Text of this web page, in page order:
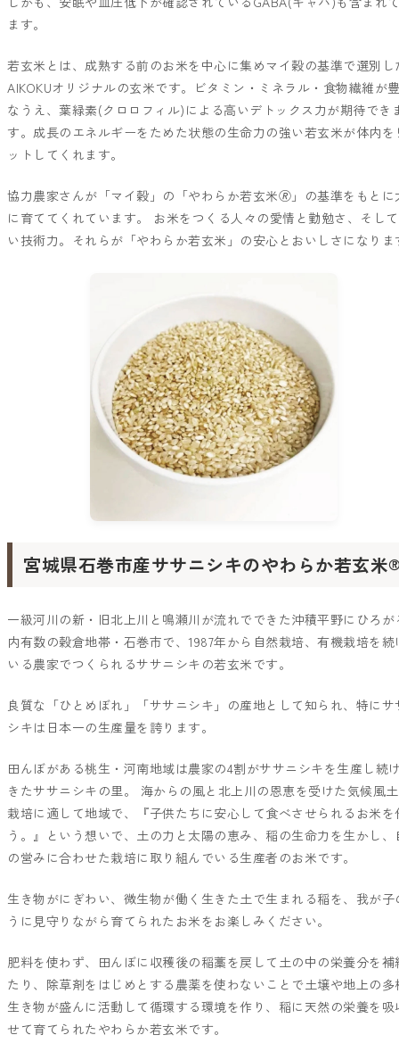
ます。
若玄米とは、成熟する前のお米を中心に集めマイ穀の基準で選別し
AIKOKUオリジナルの玄米です。ビタミン・ミネラル・食物繊維が
なうえ、葉緑素(クロロフィル)による高いデトックス力が期待でき
す。成長のエネルギーをためた状態の生命力の強い若玄米が体内を
ットしてくれます。
協力農家さんが「マイ穀」の「やわらか若玄米🄬」の基準をもとに
に育ててくれています。 お米をつくる人々の愛情と勤勉さ、そし
い技術力。それらが「やわらか若玄米」の安心とおいしさになりま
宮城県石巻市産ササニシキのやわらか若玄米
一級河川の新・旧北上川と鳴瀬川が流れでできた沖積平野にひろが
内有数の穀倉地帯・石巻市で、1987年から自然栽培、有機栽培を続
いる農家でつくられるササニシキの若玄米です。
良質な「ひとめぼれ」「ササニシキ」の産地として知られ、特にサ
シキは日本一の生産量を誇ります。
田んぼがある桃生・河南地域は農家の4割がササニシキを生産し続
きたササニシキの里。 海からの風と北上川の恩恵を受けた気候風
栽培に適して地域で、『子供たちに安心して食べさせられるお米を
う。』という想いで、土の力と太陽の恵み、稲の生命力を生かし、
の営みに合わせた栽培に取り組んでいる生産者のお米です。
生き物がにぎわい、微生物が働く生きた土で生まれる稲を、我が子
うに見守りながら育てられたお米をお楽しみください。
肥料を使わず、田んぼに収穫後の稲藁を戻して土の中の栄養分を補
たり、除草剤をはじめとする農薬を使わないことで土壌や地上の多
生き物が盛んに活動して循環する環境を作り、稲に天然の栄養を吸
せて育てられたやわらか若玄米です。